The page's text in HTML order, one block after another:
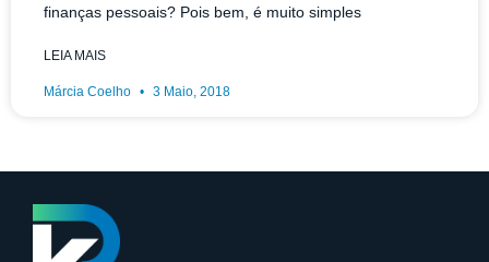
finanças pessoais? Pois bem, é muito simples
LEIA MAIS
Márcia Coelho 3 Maio, 2018